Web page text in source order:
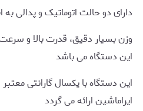
دارای دو حالت اتوماتیک و پدالی
وزن بسیار دقیق، قدرت بالا و
این دستگاه می باشد
این دستگاه با یکسال گارانتی
ایراماشین ارائه می گردد